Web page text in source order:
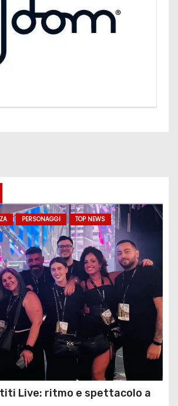
PERSONAGGI TOP NEWS
Live: ritmo e spettacolo a